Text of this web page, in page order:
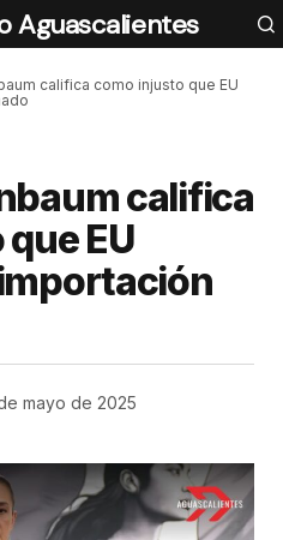
Aguascalientes
califica como injusto que EU
califica
EU
mayo de 2025